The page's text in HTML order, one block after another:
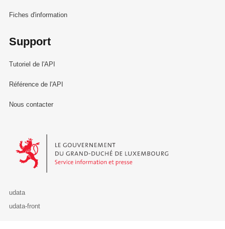
Fiches d'information
Support
Tutoriel de l'API
Référence de l'API
Nous contacter
Le Gouvernement du Grand-Duché de Luxembourg - Service
udata
udata-front